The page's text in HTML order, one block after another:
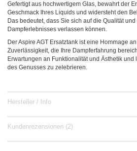
Gefertigt aus hochwertigem Glas, bewahrt der
Geschmack Ihres Liquids und widersteht den
Das bedeutet, dass Sie sich auf die Qualität
Dampferlebnisses verlassen können.
Der Aspire AGT Ersatztank ist eine Hommage
Zuverlässigkeit, die Ihre Dampferfahrung
Erwartungen an Funktionalität und Ästhetik und
des Genusses zu zelebrieren.
Hersteller / Info
Kundenrezensionen (2)